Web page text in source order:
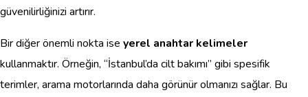
güvenilirliğinizi artırır.
Bir diğer önemli nokta ise yerel anahtar kelimeler
kullanmaktır. Örneğin, “İstanbul’da cilt bakımı” gibi spesifik
terimler, arama motorlarında daha görünür olmanızı sağlar. Bu